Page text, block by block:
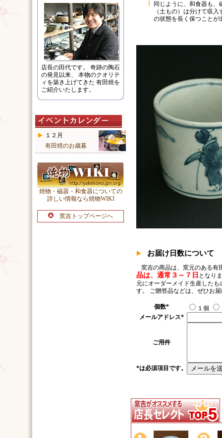
店長の田代です。 奇跡の陶石
の発見以来、 本物のクオリテ
ィを築き上げてきた 有田焼を
ご紹介いたします。
１２月
有田焼のお歳暮
焼物・磁器・和食器についての
詳しい情報なら焼物WIKI
窯吉トップページへ
同じように、和食器も、
（土もの）は分けて収
の状態を長く保つことが
お届け日数について
窯吉の商品は、窯元のある有
品は、通常３～７日 となり
元にオーダーメイド生産した
す。 ご贈答品などは、ぜひお
個数* １個
メールアドレス*
ご用件
*は必須項目です。